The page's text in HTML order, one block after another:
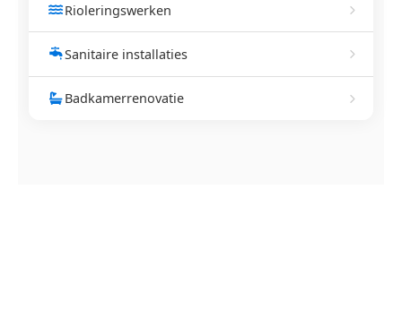
Rioleringswerken
Sanitaire installaties
Badkamerrenovatie